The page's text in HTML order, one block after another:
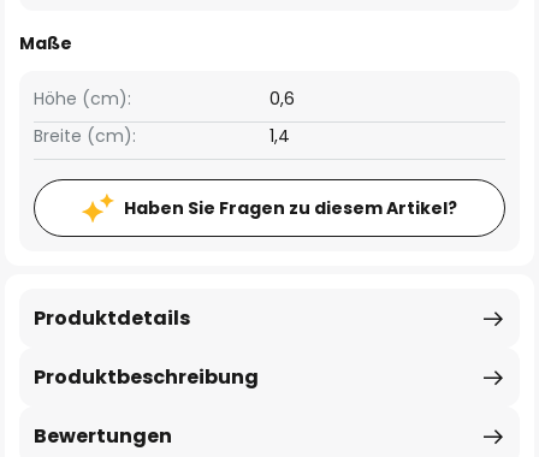
Maße
Breite (cm): 1,4
Höhe (cm): 0,6
Haben Sie Fragen zu diesem Artikel?
Produktbeschreibung
Produktdetails
Bewertungen